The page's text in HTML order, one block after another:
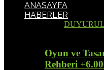
ANASAYFA
HABERLER
Oyun ve
Rehberi